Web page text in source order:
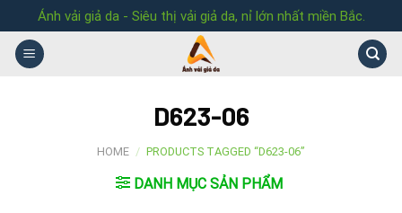
to
content
Ánh vải giả da - Siêu thị vải giả da, nỉ lớn nhất miền Bắc.
D623-06
HOME / PRODUCTS TAGGED “D623-06”
DANH MỤC SẢN PHẨM